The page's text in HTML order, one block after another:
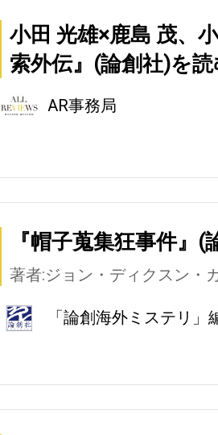
小田 光雄×鹿島 茂、
索外伝』(論創社)を
AR事務局
『帽子蒐集狂事件』(
著者:ジョン・ディクスン・
「論創海外ミステリ」